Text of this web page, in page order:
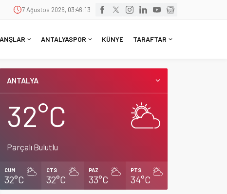
7 Ağustos 2026, 03:46:13
ANTALYASPOR KÜNYE TARAFTAR
ANTALYA
32°C
Parçalı Bulutlu
CUM
32°C
CTS
32°C
PAZ
33°C
PTS
34°C